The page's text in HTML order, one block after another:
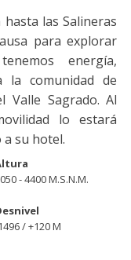
las Salineras
para explorar
energía,
la comunidad de
Valle Sagrado. Al
lo estará
su hotel.
- 4400 M.S.N.M.
/ +120 M